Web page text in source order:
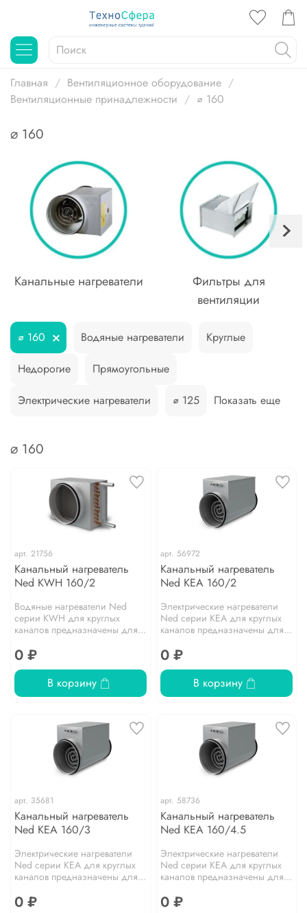
Главная
Вентиляционное оборудование
Вентиляционные принадлежности
⌀ 160
⌀ 160
Канальные нагреватели
Фильтры для
вентиляции
⌀ 160 Водяные нагреватели
Круглые
Недорогие
Прямоугольные
Электрические нагреватели
⌀ 125 Показать еще
⌀ 160
арт. 21756
Канальный нагреватель
Ned KWH 160/2
Водяные нагреватели Ned
серии KWH для круглых
каналов предназначены для...
0 ₽
В корзину
арт. 56972
Канальный нагреватель
Ned KEA 160/2
Электрические нагреватели
Ned серии KEA для круглых
каналов предназначены для...
0 ₽
В корзину
арт. 35681
Канальный нагреватель
Ned KEA 160/3
Электрические нагреватели
Ned серии KEA для круглых
каналов предназначены для...
0 ₽
арт. 58736
Канальный нагреватель
Ned KEA 160/4.5
Электрические нагреватели
Ned серии KEA для круглых
каналов предназначены для...
0 ₽